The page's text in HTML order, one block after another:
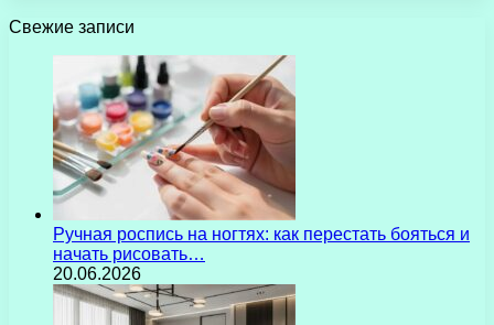
Свежие записи
Ручная роспись на ногтях: как перестать бояться и
начать рисовать…
20.06.2026